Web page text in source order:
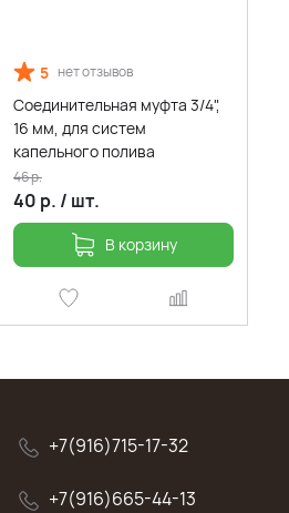
5 нет отзывов
Соединительная муфта 3/4",
16 мм, для систем
капельного полива
40 р. / шт.
46р.
В корзину
+7(916)715-17-32
+7(916)665-44-13